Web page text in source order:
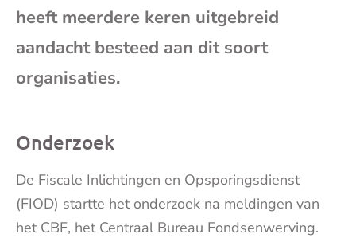
heeft meerdere keren uitgebreid
aandacht besteed aan dit soort
organisaties.
Onderzoek
De Fiscale Inlichtingen en Opsporingsdienst
(FIOD) startte het onderzoek na meldingen van
het CBF, het Centraal Bureau Fondsenwerving.